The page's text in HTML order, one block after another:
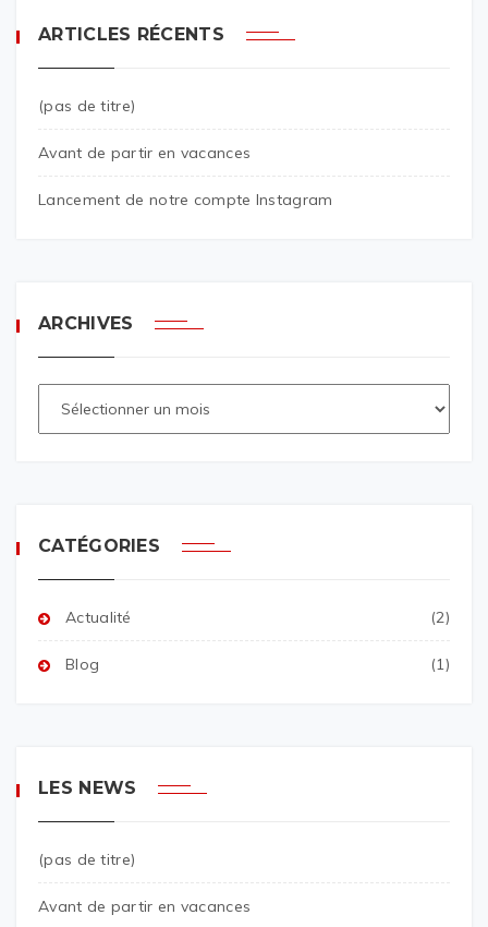
ARTICLES RÉCENTS
(pas de titre)
Avant de partir en vacances
Lancement de notre compte Instagram
ARCHIVES
CATÉGORIES
Actualité (2)
Blog (1)
LES NEWS
(pas de titre)
Avant de partir en vacances